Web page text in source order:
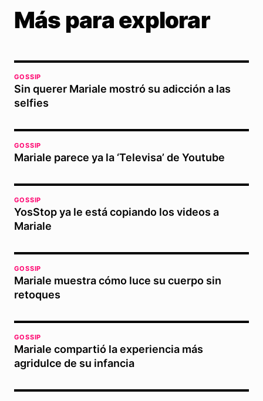
Más para explorar
GOSSIP
Sin querer Mariale mostró su adicción a las
selfies
GOSSIP
Mariale parece ya la ‘Televisa’ de Youtube
GOSSIP
YosStop ya le está copiando los videos a
Mariale
GOSSIP
Mariale muestra cómo luce su cuerpo sin
retoques
GOSSIP
Mariale compartió la experiencia más
agridulce de su infancia